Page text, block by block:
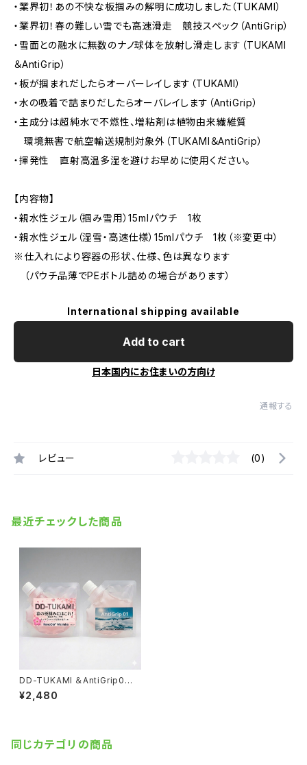
・業界初！あの不快な板掴みの解明に成功しました（TUKAMI）
・業界初！春の難しい雪でも高速滑走 競技スペック（AntiGrip）
・雪面との融水に無数のナノ球体を放射し滑走します（TUKAMI
＆AntiGrip）
・板が掴まれだしたらオーバーレイします（TUKAMI）
・水の吸着で詰まりだしたらオーバレイします（AntiGrip）
・主成分は超純水で不燃性、増粘剤は植物由来繊維質
環境無害で航空輸送規制対象外（TUKAMI＆AntiGrip）
・揮発性 直射高温多湿を避けお早めに使用ください。
【内容物】
・親水性ジェル（掴み雪用）15mlパウチ 1枚
・親水性ジェル（湿雪・高速仕様）15mlパウチ 1枚（※変更中）
※仕入れにより容器の形状、仕様、色は異なります
（パウチ品薄でPEボトル詰めの場合があります）
International shipping available
Add to cart
日本国内にお住まいの方向け
通報する
レビュー (0)
最近チェックした商品
DD-TUKAMI ＆AntiGrip0
（補充用）【水性ジェル】
¥2,480
同じカテゴリの商品